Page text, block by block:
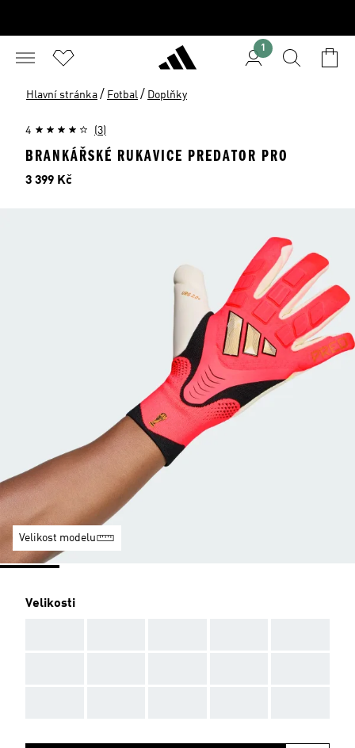
1
Hlavní stránka / Fotbal / Doplňky
4 (3)
BRANKÁŘSKÉ RUKAVICE PREDATOR PRO
Cena
3 399 Kč
Velikost modelu
Velikosti